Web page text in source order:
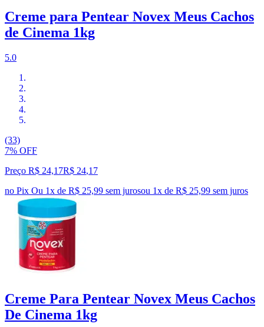
Creme para Pentear Novex Meus Cachos
de Cinema 1kg
5.0
(33)
7% OFF
Preço R$ 24,17R$ 24,17
no Pix Ou 1x de R$ 25,99 sem jurosou 1x de R$ 25,99 sem juros
Creme Para Pentear Novex Meus Cachos
De Cinema 1kg